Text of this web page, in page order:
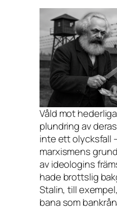
Våld mot
plundring av
inte ett olycksfall
marxismens
av ideologins
hade brottslig
Stalin, till
bana som